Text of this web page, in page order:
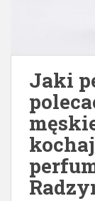
Jaki